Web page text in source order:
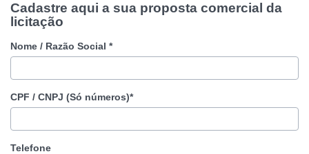
Cadastre aqui a sua proposta comercial da
licitação
Nome / Razão Social *
CPF / CNPJ (Só números)*
Telefone